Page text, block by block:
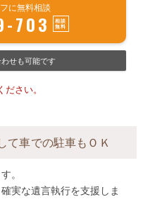
に無料相談
703
せも可能です
さい。
て車での駐車もＯＫ
。
実な遺言執行を支援しま